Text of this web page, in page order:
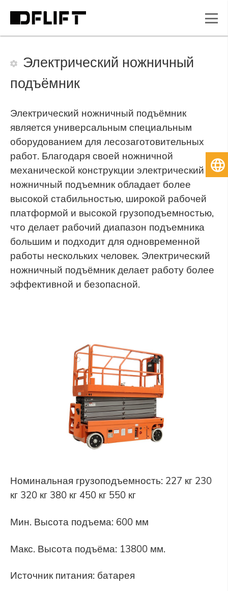
Электрический ножничный
подъёмник
Электрический ножничный подъёмник
является универсальным специальным
оборудованием для лесозаготовительных
работ. Благодаря своей ножничной
механической конструкции электрический
ножничный подъемник обладает более
высокой стабильностью, широкой рабочей
платформой и высокой грузоподъемностью,
что делает рабочий диапазон подъемника
большим и подходит для одновременной
работы нескольких человек. Электрический
ножничный подъёмник делает работу более
эффективной и безопасной.
Номинальная грузоподъемность: 227 кг 230
кг 320 кг 380 кг 450 кг 550 кг
Мин. Высота подъема: 600 мм
Макс. Высота подъёма: 13800 мм.
Источник питания: батарея